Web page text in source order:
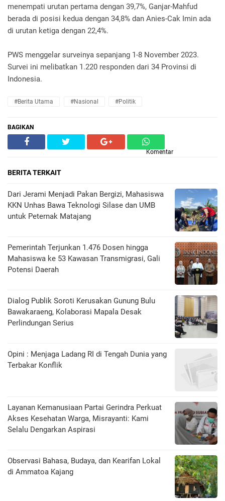
menempati urutan pertama dengan 39,7%, Ganjar-Mahfud
berada di posisi kedua dengan 34,8% dan Anies-Cak Imin ada
di urutan ketiga dengan 22,4%.
PWS menggelar surveinya sepanjang 1-8 November 2023.
Survei ini melibatkan 1.220 responden dari 34 Provinsi di
Indonesia.
#Berita Utama #Nasional #Politik
BAGIKAN
Komentar
BERITA TERKAIT
Dari Jerami Menjadi Pakan Bergizi, Mahasiswa
KKN Unhas Bawa Teknologi Silase dan UMB
untuk Peternak Matajang
Pemerintah Terjunkan 1.476 Dosen hingga
Mahasiswa ke 53 Kawasan Transmigrasi, Gali
Potensi Daerah
Dialog Publik Soroti Kerusakan Gunung Bulu
Bawakaraeng, Kolaborasi Mapala Desak
Perlindungan Serius
Opini : Menjaga Ladang RI di Tengah Dunia yang
Terbakar Konflik
Layanan Kemanusiaan Partai Gerindra Perkuat
Akses Kesehatan Warga, Misrayanti: Kami
Selalu Dengarkan Aspirasi
Observasi Bahasa, Budaya, dan Kearifan Lokal
di Ammatoa Kajang